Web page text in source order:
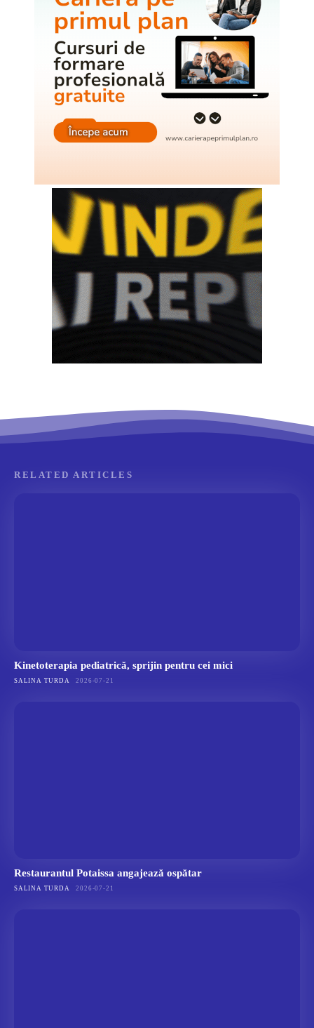
RELATED ARTICLES
Kinetoterapia pediatrică, sprijin pentru cei mici
SALINA TURDA 2026-07-21
Restaurantul Potaissa angajează ospătar
SALINA TURDA 2026-07-21